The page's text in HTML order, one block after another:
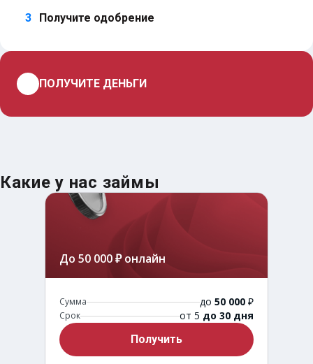
3 Получите одобрение
ПОЛУЧИТЕ ДЕНЬГИ
Какие у нас займы
До 50 000 ₽ онлайн
Сумма до 50 000 ₽
Срок от 5 до 30 дня
Получить